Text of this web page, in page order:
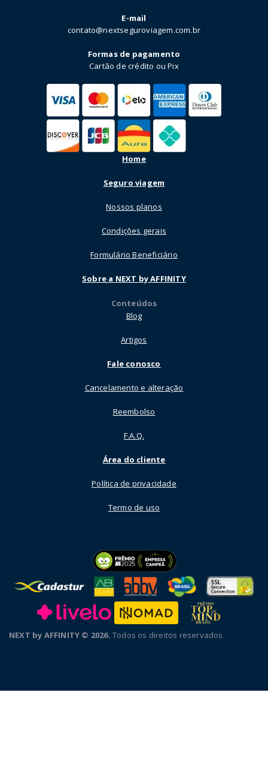
E-mail
contato@nextseguroviagem.com.br
Formas de pagamento
Cartão de crédito ou Pix
Home
Seguro viagem
Nossos planos
Condições gerais
Formulário Beneficiário
Sobre a NEXT by AFFINITY
Conteúdos
Blog
Artigos
Fale conosco
Cancelamento e alteração
Reembolso
F.A.Q.
Área do cliente
Política de privacidade
Termo de uso
NEXT by AFFINITY © 2026. Todos os direitos reservados.